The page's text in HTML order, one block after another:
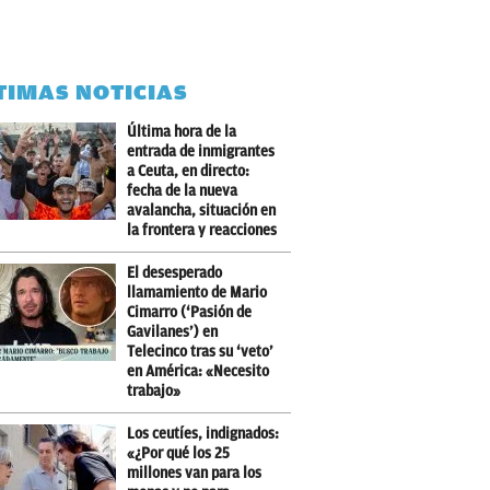
NOTICIAS
Última hora de la
entrada de inmigrantes
a Ceuta, en directo:
fecha de la nueva
avalancha, situación en
la frontera y reacciones
El desesperado
llamamiento de Mario
Cimarro (‘Pasión de
Gavilanes’) en
Telecinco tras su ‘veto’
en América: «Necesito
trabajo»
Los ceutíes, indignados:
«¿Por qué los 25
millones van para los